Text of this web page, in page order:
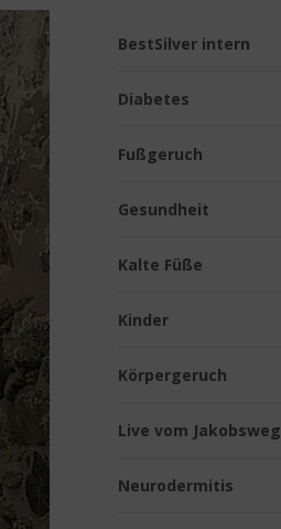
BestSilver intern
Diabetes
Fußgeruch
Gesundheit
Kalte Füße
Kinder
Körpergeruch
Live vom Jakobsweg
Neurodermitis